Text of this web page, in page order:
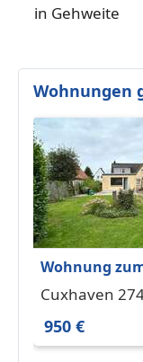
in Gehweite
Wohnungen
Wohnung
in Cuxhaven
Cuxhaven
950 €